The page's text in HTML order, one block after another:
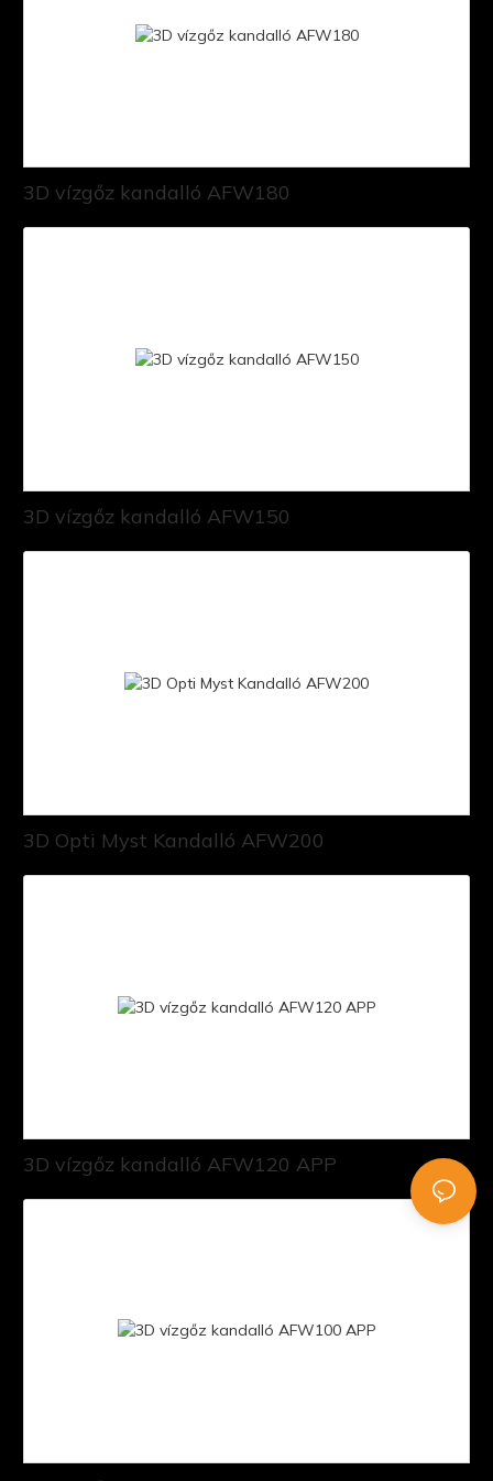
3D vízgőz kandalló AFW180
3D vízgőz kandalló AFW150
3D Opti Myst Kandalló AFW200
3D vízgőz kandalló AFW120 APP